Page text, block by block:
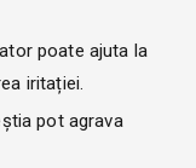
poate ajuta la
iritației.
pot agrava